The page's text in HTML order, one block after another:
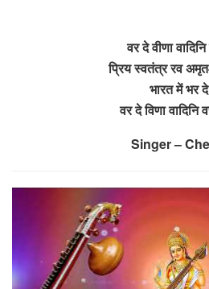
वर दे वीणा
प्रिय स्वतंत्र रव
भारत में भर
वर दे विणा वादिनि
Singer –